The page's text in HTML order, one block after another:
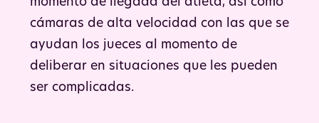
cámaras de alta velocidad con las que se
ayudan los jueces al momento de
deliberar en situaciones que les pueden
ser complicadas.